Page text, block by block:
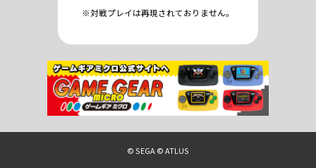
※対戦プレイは再現されておりません。
© SEGA © ATLUS